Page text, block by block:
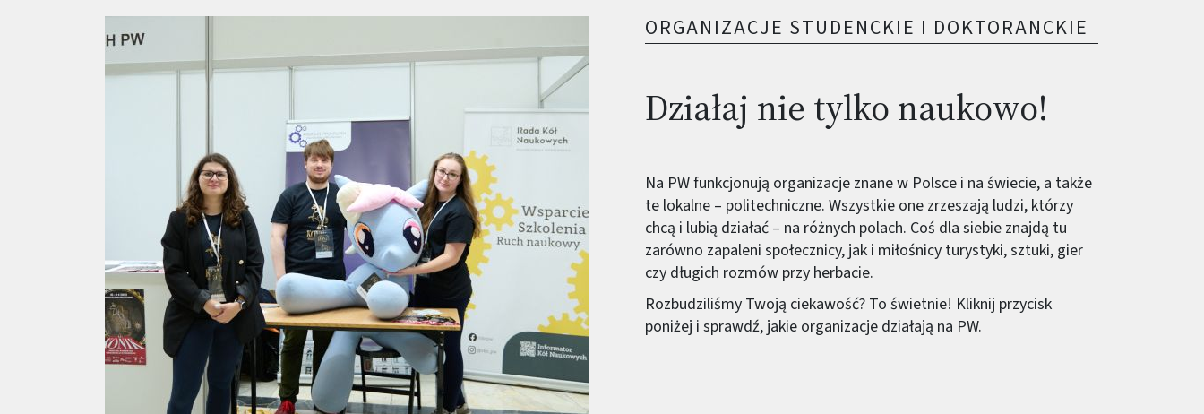
ORGANIZACJE STUDENCKIE I DOKTORANCKIE
Działaj nie tylko naukowo!
Na PW funkcjonują organizacje znane w Polsce i na świecie, a także
te lokalne – politechniczne. Wszystkie one zrzeszają ludzi, którzy
chcą i lubią działać – na różnych polach. Coś dla siebie znajdą tu
zarówno zapaleni społecznicy, jak i miłośnicy turystyki, sztuki, gier
czy długich rozmów przy herbacie.
Rozbudziliśmy Twoją ciekawość? To świetnie! Kliknij przycisk
poniżej i sprawdź, jakie organizacje działają na PW.